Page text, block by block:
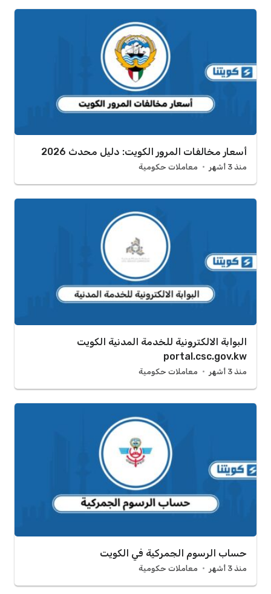
أسعار مخالفات المرور الكويت: دليل محدث 2026
منذ 3 أشهر معاملات حكومية
البوابة الالكترونية للخدمة المدنية الكويت
portal.csc.gov.kw
منذ 3 أشهر معاملات حكومية
حساب الرسوم الجمركية في الكويت
منذ 3 أشهر معاملات حكومية